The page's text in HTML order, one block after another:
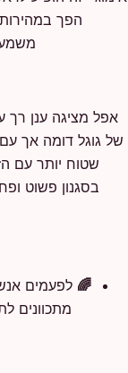
הפך במהירות
אפל מציגה ענן
של גוגל דומה אך
בסגנון פשוט
🌈 לפעמים
מתכוונים